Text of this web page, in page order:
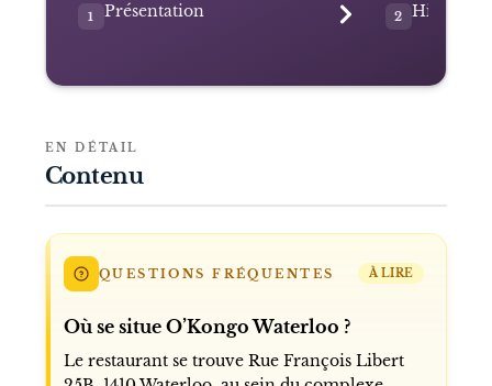
1 Présentation 2 Histoire
EN DÉTAIL
Contenu
QUESTIONS FRÉQUENTES À LIRE
Où se situe O’Kongo Waterloo ?
Le restaurant se trouve Rue François Libert